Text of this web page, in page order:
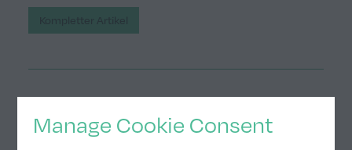
Manage Cookie Consent